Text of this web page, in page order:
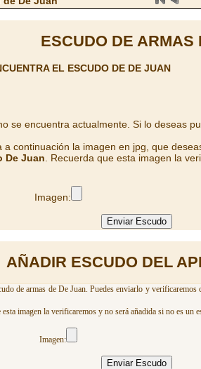
ESCUDO DE ARMAS
EL ESCUDO DE DE JUAN
se encuentra actualmente. Si lo deseas
a continuación la imagen en jpg, que
De Juan . Recuerda que esta imagen la
Imagen:
AÑADIR ESCUDO DEL
de armas de De Juan. Puedes enviarlo y
esta imagen la verificaremos y no será añadida si no es un
Imagen: